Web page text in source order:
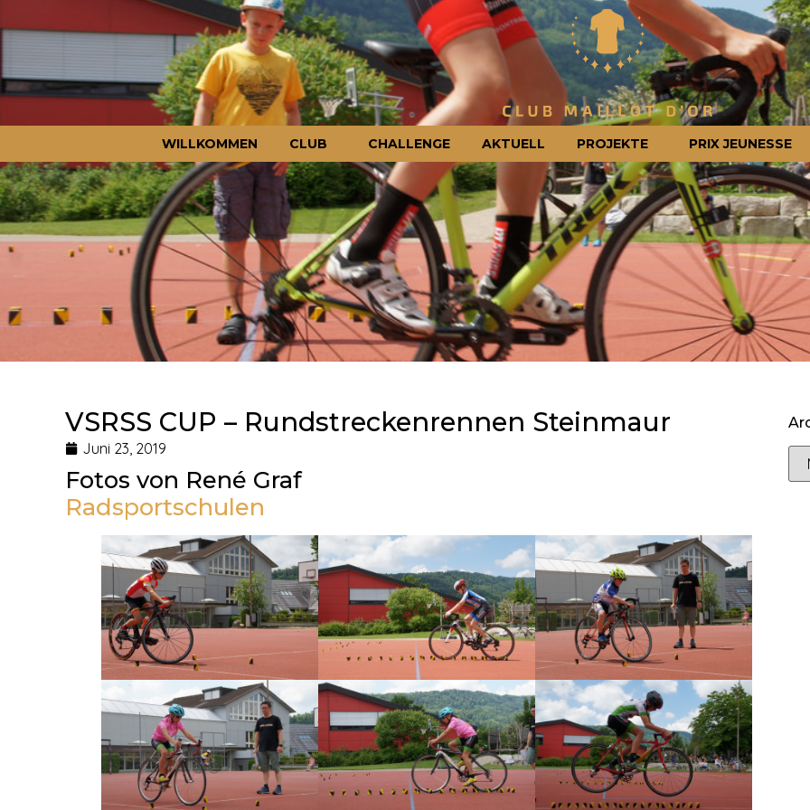
WILLKOMMEN CLUB CHALLENGE AKTUELL PROJEKTE PRIX JEUNESSE
VSRSS CUP – Rundstreckenrennen Steinmaur
Juni 23, 2019
Fotos von René Graf
Radsportschulen